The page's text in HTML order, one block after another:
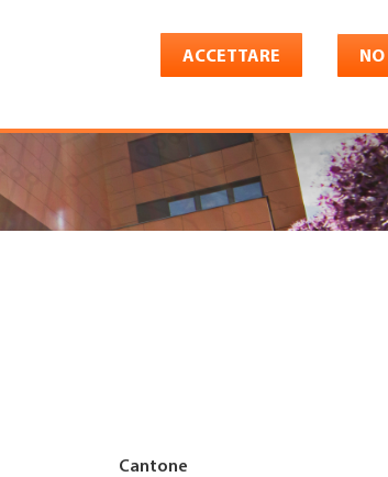
ACCETTARE
Cantone